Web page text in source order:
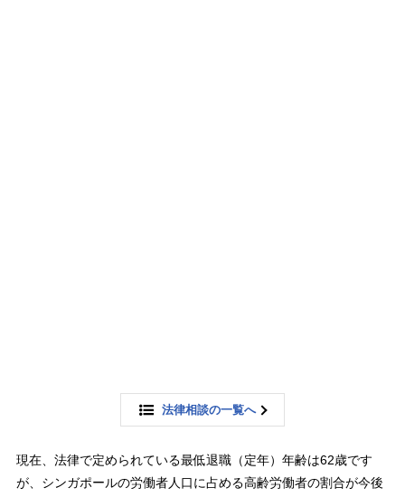
法律相談の一覧へ
現在、法律で定められている最低退職（定年）年齢は62歳です
が、シンガポールの労働者人口に占める高齢労働者の割合が今後